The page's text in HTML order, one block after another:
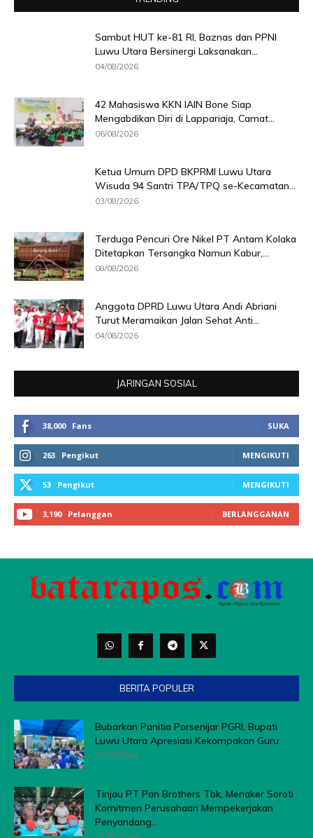
BERITA POPULER
Bubarkan Panitia Porsenijar PGRI, Bupati
Luwu Utara Apresiasi Kekompakan Guru
03/08/2026
Tinjau PT Pan Brothers Tbk, Menaker Soroti
Komitmen Perusahaan Mempekerjakan
Penyandang...